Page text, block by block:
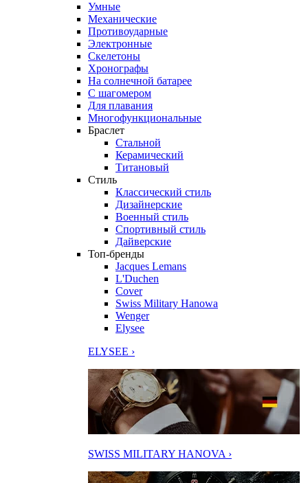
Умные
Механические
Противоударные
Электронные
Скелетоны
Хронографы
На солнечной батарее
С шагомером
Для плавания
Многофункциональные
Браслет
Стальной
Керамический
Титановый
Стиль
Классический стиль
Дизайнерские
Военный стиль
Спортивный стиль
Дайверские
Топ-бренды
Jacques Lemans
L'Duchen
Cover
Swiss Military Hanowa
Wenger
Elysee
ELYSEE ›
SWISS MILITARY HANOVA ›